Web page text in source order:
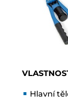
Hlavní